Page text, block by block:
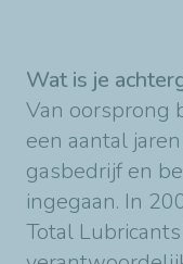
Wat is je
Van oorsprong
een aantal
gasbedrijf en
ingegaan. In
Total